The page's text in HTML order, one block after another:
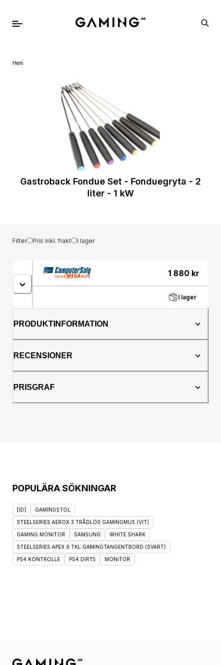
Hem
Gastroback Fondue Set - Fonduegryta - 2
liter - 1 kW
Filter Pris inkl. frakt I lager
1 880 kr
I lager
PRODUKTINFORMATION
RECENSIONER
PRISGRAF
POPULÄRA SÖKNINGAR
[ID] GAMINGSTOL
STEELSERIES AEROX 3 TRÅDLÖS GAMINGMUS (VIT)
GAMING MONITOR SAMSUNG WHITE SHARK
STEELSERIES APEX 9 TKL GAMINGTANGENTBORD (SVART)
PS4 KONTROLLE PS4 DIRT5 MONITOR